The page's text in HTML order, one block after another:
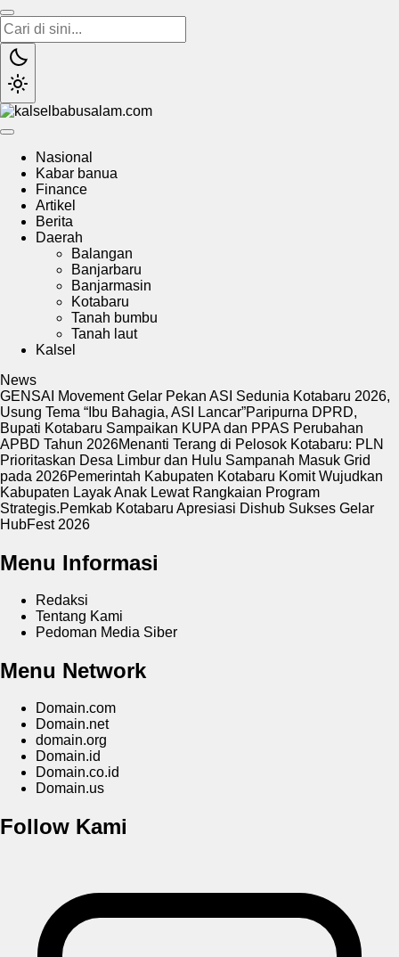
Nasional
Kabar banua
Finance
Artikel
Berita
Daerah
Balangan
Banjarbaru
Banjarmasin
Kotabaru
Tanah bumbu
Tanah laut
Kalsel
News
GENSAI Movement Gelar Pekan ASI Sedunia Kotabaru 2026,
Usung Tema “Ibu Bahagia, ASI Lancar”Paripurna DPRD,
Bupati Kotabaru Sampaikan KUPA dan PPAS Perubahan
APBD Tahun 2026Menanti Terang di Pelosok Kotabaru: PLN
Prioritaskan Desa Limbur dan Hulu Sampanah Masuk Grid
pada 2026Pemerintah Kabupaten Kotabaru Komit Wujudkan
Kabupaten Layak Anak Lewat Rangkaian Program
Strategis.Pemkab Kotabaru Apresiasi Dishub Sukses Gelar
HubFest 2026
Menu Informasi
Redaksi
Tentang Kami
Pedoman Media Siber
Menu Network
Domain.com
Domain.net
domain.org
Domain.id
Domain.co.id
Domain.us
Follow Kami